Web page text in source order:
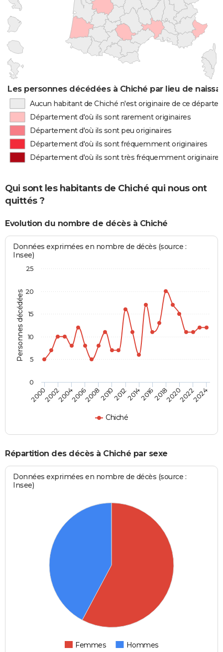
Les personnes décédées à Chiché par lieu de
Aucun habitant de Chiché n'est originaire de ce
Département d'où ils sont rarement originaires
Département d'où ils sont peu originaires
Département d'où ils sont fréquemment originaires
Département d'où ils sont très fréquemment originaires
Qui sont les habitants de Chiché qui nous ont
quittés ?
Evolution du nombre de décès à Chiché
Personnes décédées
Données exprimées en nombre de décès (source :
Insee)
Chiché
2000200220042006200820102012201420162018202020222024
0
5
10
15
20
25
Répartition des décès à Chiché par sexe
Données exprimées en nombre de décès (source :
Insee)
Femmes Hommes